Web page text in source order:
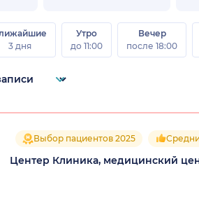
3 дня
Утро
до 11:00
Вечер
после 18:00
Выбор пациентов 2025
Центер Клиника, медицинский